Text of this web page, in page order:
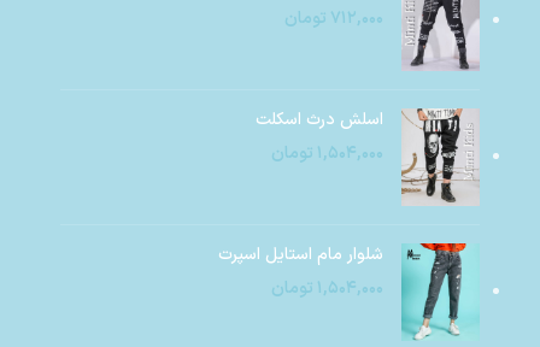
۷۱۲,۰۰۰ تومان
اسلش درث اسکلت
۱,۵۰۴,۰۰۰ تومان
شلوار مام استایل اسپرت
۱,۵۰۴,۰۰۰ تومان